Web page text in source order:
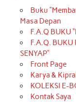
Buku
Masa Depan
F.A.Q BUKU
F.A.Q. BUKU
SENYAP”
Front Page
Karya &
KOLEKSI E-
Kontak Saya